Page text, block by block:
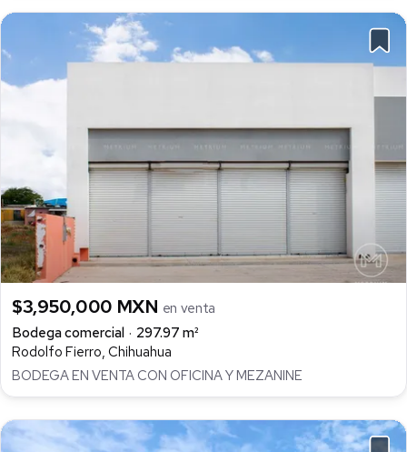
$3,950,000 MXN en venta
Bodega comercial
297.97 m²
Rodolfo Fierro, Chihuahua
BODEGA EN VENTA CON OFICINA Y MEZANINE